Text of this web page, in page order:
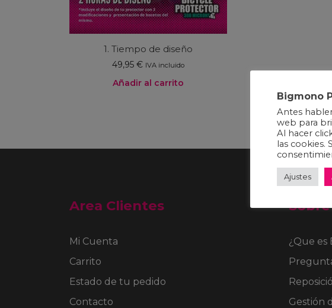
1. Tiempo de diseño
49,95€ IVA incluido
Añadir al carrito
Area Clientes
Mi Cuenta
Carrito
Estado de tu pedido
Contacto
¿Que
Gestión
Bigmono
Antes
web para
Al hacer
las cookies.
Ajustes